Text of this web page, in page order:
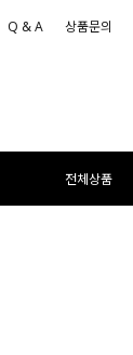
Q & A 상품문의
전체상품